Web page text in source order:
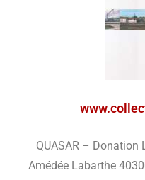
QUASAR – Donation
Amédée Labarthe